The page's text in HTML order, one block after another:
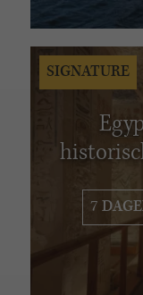
7
SIGNATURE